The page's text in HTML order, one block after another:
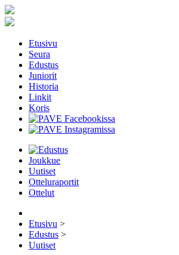
Etusivu
Seura
Edustus
Juniorit
Historia
Linkit
Koris
Joukkue
Uutiset
Otteluraportit
Ottelut
Etusivu >
Edustus >
Uutiset